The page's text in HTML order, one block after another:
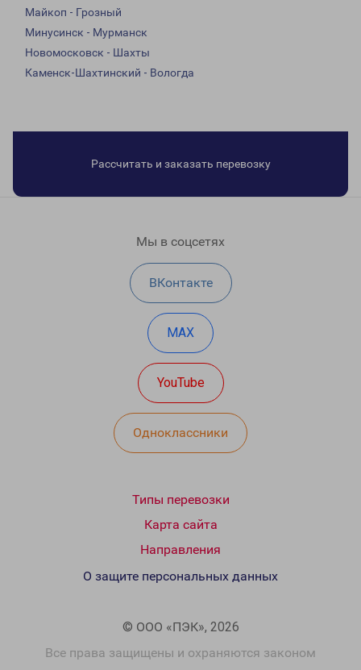
Майкоп - Грозный
Минусинск - Мурманск
Новомосковск - Шахты
Каменск-Шахтинский - Вологда
Рассчитать и заказать перевозку
Мы в соцсетях
ВКонтакте
MAX
YouTube
Одноклассники
Типы перевозки
Карта сайта
Направления
© ООО «ПЭК», 2026
Все права защищены и охраняются законом
О защите персональных данных